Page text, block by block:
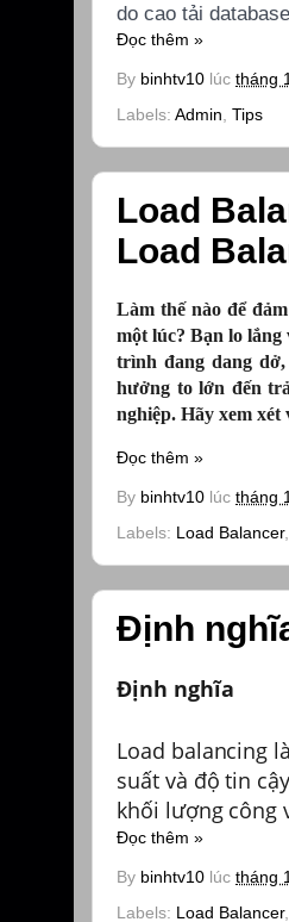
do cao tải
Đọc thêm »
By binhtv10 lúc tháng
Labels: Admin Tips
Load
Load
Làm thế nào để
một lúc? Bạn lo lắng
trình đang dang
hưởng to lớn đến
nghiệp. Hãy xem xét
Đọc thêm »
By binhtv10 lúc tháng
Labels: Load Balancer,
Định
Định nghĩa
Load balancing
suất và độ tin
khối lượng công
Đọc thêm »
By binhtv10 lúc tháng
Labels: Load Balancer,